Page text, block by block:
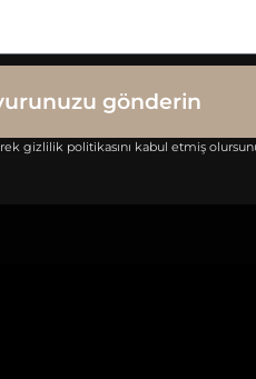
gönderin
gizlilik politikasını kabul etmiş